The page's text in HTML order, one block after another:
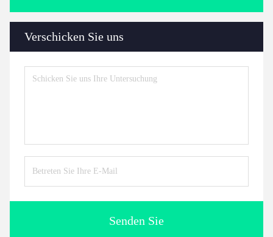
Verschicken Sie uns
Senden Sie